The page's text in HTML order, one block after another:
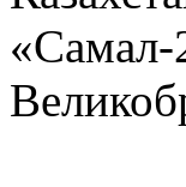
«Самал-